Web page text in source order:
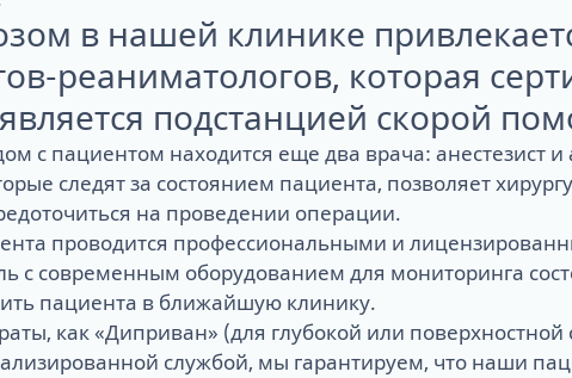
Имплантация при гепатите
Гнилые зубы – нужно ли удалять?
При вирусных заболеваниях
Имплантация при гайморите
Имплантация у женщин
При патологиях сердца
Имплантация при ВИЧ
Имплантация после онкологии
У наркотически зависимых
пациентов
Нужно
Обзор
Neodent
Dentium
Из диоксида циркония CAD/CAM
Керамические коронки
Металлокерамические коронки
Керамокомпозитные коронки
Временные акриловые коронки
жизнь
Плазмолифтинг
Лечение десен лазером
Лечение аппаратом «Вектор» -
факты против
AirFlow GBT - прорыв в лечении
Smile VR
в нашей клинике
реаниматологов, которая
подстанцией скорой
с пациентом находится еще два врача: анестезист и
следят за состоянием пациента, позволяет
на проведении операции.
проводится профессиональными и
современным оборудованием для мониторинга
пациента в ближайшую клинику.
как «Диприван» (для глубокой или
службой, мы гарантируем, что наши